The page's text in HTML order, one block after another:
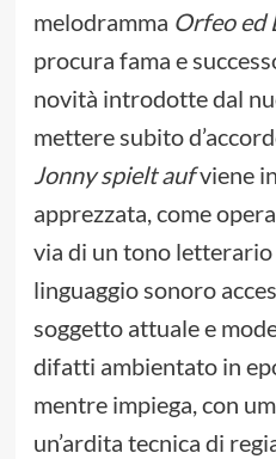
melodramma Orfeo ed
procura fama e
novità introdotte dal
mettere subito
Jonny spielt aufviene
apprezzata, come
via di un tono letterario
linguaggio sonoro
soggetto attuale e
difatti ambientato in
mentre impiega, con
un’ardita tecnica di